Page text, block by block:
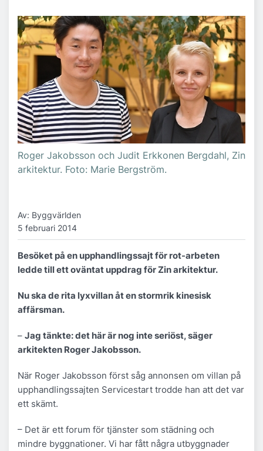
Roger Jakobsson och Judit Erkkonen Bergdahl, Zin
arkitektur. Foto: Marie Bergström.
Av: Byggvärlden
5 februari 2014
Besöket på en upphandlingssajt för rot-arbeten
ledde till ett oväntat uppdrag för Zin arkitektur.
Nu ska de rita lyxvillan åt en stormrik kinesisk
affärsman.
– Jag tänkte: det här är nog inte seriöst, säger
arkitekten Roger Jakobsson.
När Roger Jakobsson först såg annonsen om villan på
upphandlingssajten Servicestart trodde han att det var
ett skämt.
– Det är ett forum för tjänster som städning och
mindre byggnationer. Vi har fått några utbyggnader